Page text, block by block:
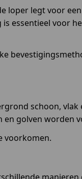
loper legt voor
essentieel voor
schoon,
golven worden
voorkomen.